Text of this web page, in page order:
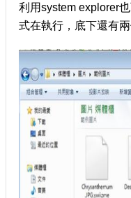
利用system explorer
式在執行，底下還有